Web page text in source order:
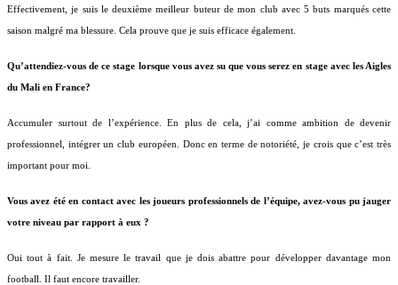
Effectivement, je suis le deuxième meilleur buteur de mon club avec 5 buts marqués cette
saison malgré ma blessure. Cela prouve que je suis efficace également.
Qu’attendiez-vous de ce stage lorsque vous avez su que vous serez en stage avec les Aigles
du Mali en France?
Accumuler surtout de l’expérience. En plus de cela, j’ai comme ambition de devenir
professionnel, intégrer un club européen. Donc en terme de notoriété, je crois que c’est très
important pour moi.
Vous avez été en contact avec les joueurs professionnels de l’équipe, avez-vous pu jauger
votre niveau par rapport à eux ?
Oui tout à fait. Je mesure le travail que je dois abattre pour développer davantage mon
football. Il faut encore travailler.